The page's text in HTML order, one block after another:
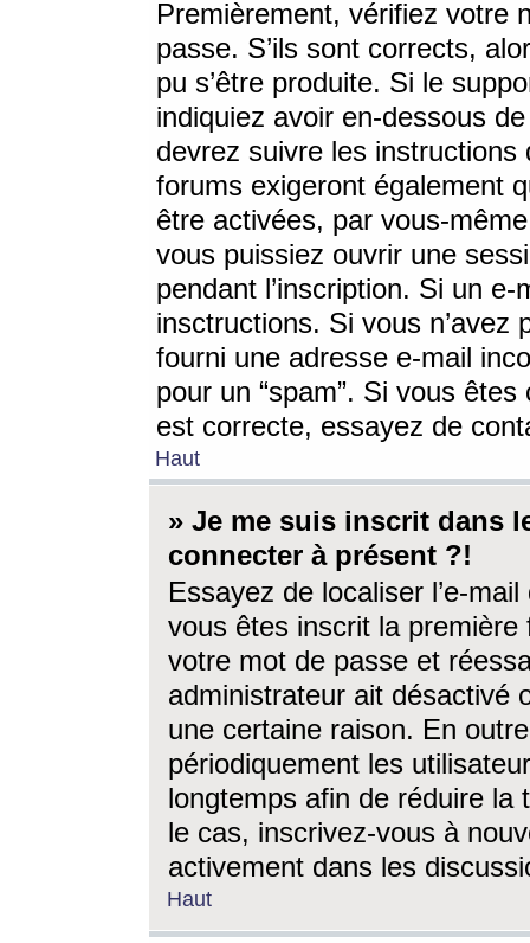
Premièrement, vérifiez votre
passe. S’ils sont corrects,
pu s’être produite. Si le
indiquiez avoir en-dessous
devrez suivre les
forums exigeront également
être activées, par vous-
vous puissiez ouvrir une
pendant l’inscription. Si un
insctructions. Si vous n’avez
fourni une adresse e-mail
pour un “spam”. Si vous
est correcte, essayez de
Haut
» Je me suis inscrit dans
connecter à présent ?!
Essayez de localiser l’e-
vous êtes inscrit la première
votre mot de passe et
administrateur ait désactivé
une certaine raison. En
périodiquement les
longtemps afin de réduire la
le cas, inscrivez-vous à
activement dans les
Haut